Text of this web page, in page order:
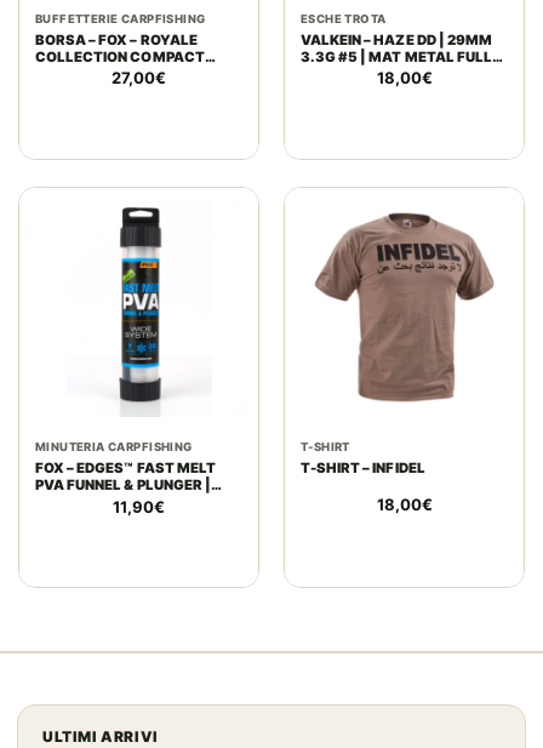
BUFFETTERIE CARPFISHING
BORSA – FOX – ROYALE
COLLECTION COMPACT
BUCKET LARGE
27,00€
ESCHE TROTA
VALKEIN – HAZE DD | 29MM
3.3G #5 | MAT METAL FULL
18,00€
MINUTERIA CARPFISHING
FOX – EDGES™ FAST MELT
PVA FUNNEL & PLUNGER |
WIDE SYSTEM 7M – 35MM
11,90€
T-SHIRT
T-SHIRT – INFIDEL
18,00€
ULTIMI ARRIVI